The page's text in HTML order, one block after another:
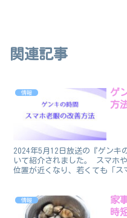
関連記事
情報
ゲ
方
2024年5月12日放送の『ゲンキ
いて紹介されました。 スマホ
位置が近くなり、若くても「ス
情報
家
時